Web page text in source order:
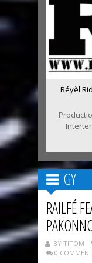
Réyèl
GY
RAILFÉ
BY TITOM
0